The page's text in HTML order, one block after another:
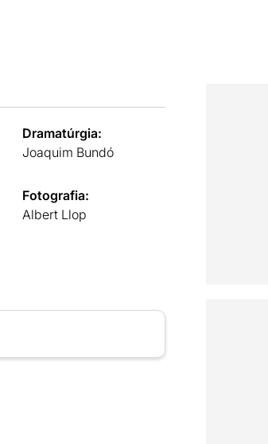
Dramatúrgia:
Joaquim Bundó
Fotografia:
Albert Llop